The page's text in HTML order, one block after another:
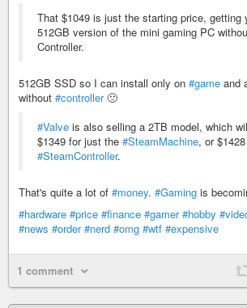
That $1049 is just the starting price, getting
512GB version of the mini gaming PC
Controller.
512GB SSD so I can install only on #game and
without #controller🙁
#Valve is also selling a 2TB model, which
$1349 for just the #SteamMachine, or
#SteamController.
That's quite a lot of #money. #Gaming is
#hardware #price #finance #gamer #hobby
#news #order #nerd #omg #wtf #expensive
1 comment